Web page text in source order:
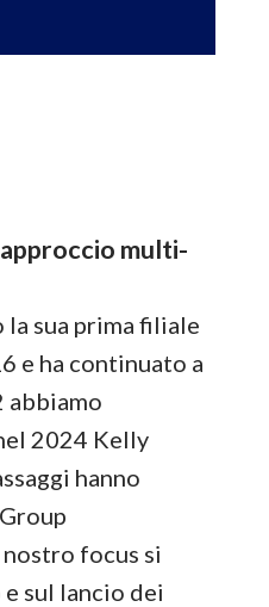
multi-
la sua prima filiale
e ha continuato a
abbiamo
2024 Kelly
hanno
focus si
sul lancio dei